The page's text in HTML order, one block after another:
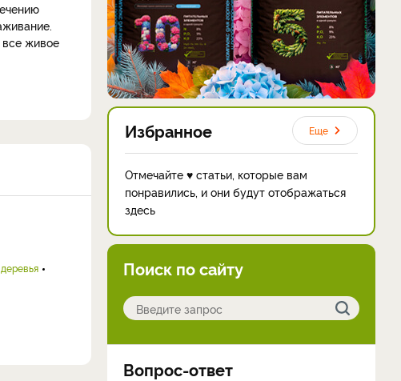
все живое
Избранное Еще
Отмечайте ♥ статьи, которые вам
понравились, и они будут отображаться
здесь
Поиск по сайту
Вопрос-ответ